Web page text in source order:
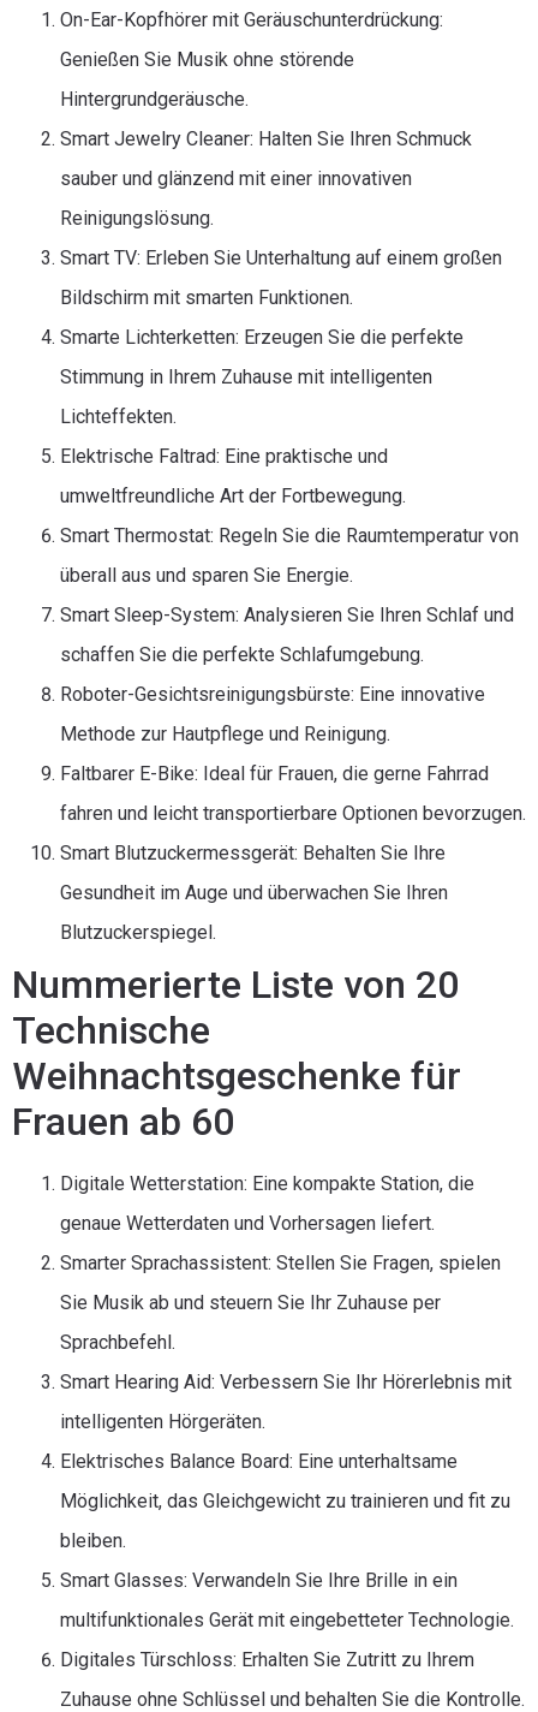
On-Ear-Kopfhörer mit Geräuschunterdrückung:
Genießen Sie Musik ohne störende
Hintergrundgeräusche.
Smart Jewelry Cleaner: Halten Sie Ihren Schmuck
sauber und glänzend mit einer innovativen
Reinigungslösung.
Smart TV: Erleben Sie Unterhaltung auf einem großen
Bildschirm mit smarten Funktionen.
Smarte Lichterketten: Erzeugen Sie die perfekte
Stimmung in Ihrem Zuhause mit intelligenten
Lichteffekten.
Elektrische Faltrad: Eine praktische und
umweltfreundliche Art der Fortbewegung.
Smart Thermostat: Regeln Sie die Raumtemperatur von
überall aus und sparen Sie Energie.
Smart Sleep-System: Analysieren Sie Ihren Schlaf und
schaffen Sie die perfekte Schlafumgebung.
Roboter-Gesichtsreinigungsbürste: Eine innovative
Methode zur Hautpflege und Reinigung.
Faltbarer E-Bike: Ideal für Frauen, die gerne Fahrrad
fahren und leicht transportierbare Optionen bevorzugen.
Smart Blutzuckermessgerät: Behalten Sie Ihre
Gesundheit im Auge und überwachen Sie Ihren
Blutzuckerspiegel.
Nummerierte Liste von 20
Technische
Weihnachtsgeschenke für
Frauen ab 60
Digitale Wetterstation: Eine kompakte Station, die
genaue Wetterdaten und Vorhersagen liefert.
Smarter Sprachassistent: Stellen Sie Fragen, spielen
Sie Musik ab und steuern Sie Ihr Zuhause per
Sprachbefehl.
Smart Hearing Aid: Verbessern Sie Ihr Hörerlebnis mit
intelligenten Hörgeräten.
Elektrisches Balance Board: Eine unterhaltsame
Möglichkeit, das Gleichgewicht zu trainieren und fit zu
bleiben.
Smart Glasses: Verwandeln Sie Ihre Brille in ein
multifunktionales Gerät mit eingebetteter Technologie.
Digitales Türschloss: Erhalten Sie Zutritt zu Ihrem
Zuhause ohne Schlüssel und behalten Sie die Kontrolle.